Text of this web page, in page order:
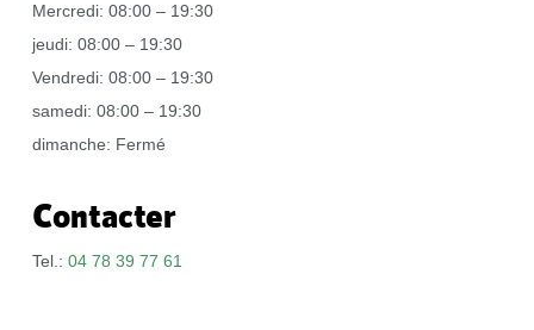
Mercredi: 08:00 – 19:30
jeudi: 08:00 – 19:30
Vendredi: 08:00 – 19:30
samedi: 08:00 – 19:30
dimanche: Fermé
Contacter
Tel.: 04 78 39 77 61